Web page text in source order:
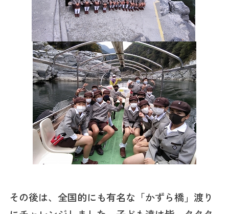
その後は、全国的にも有名な「かずら橋」渡り